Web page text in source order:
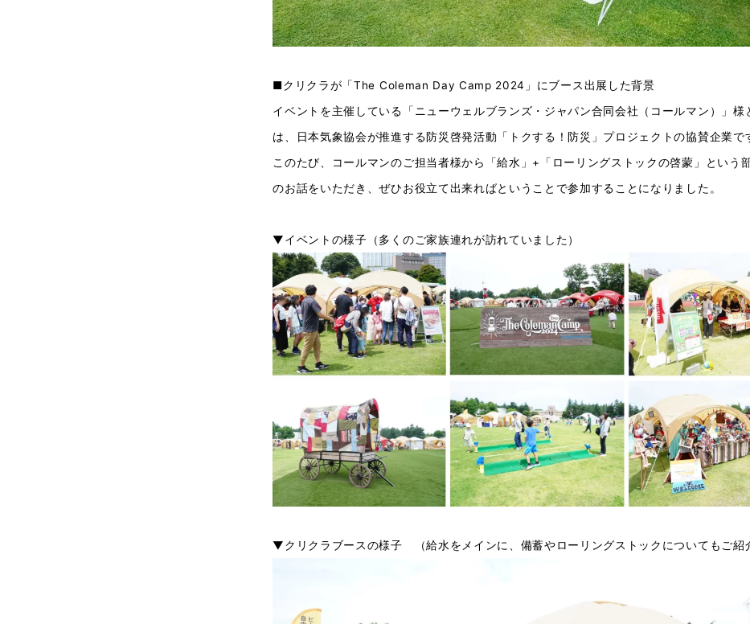
■クリクラが「The Coleman Day Camp 2024」にブース出展した背景
イベントを主催している「ニューウェルブランズ・ジャパン合同会社（コールマン）」様
は、日本気象協会が推進する防災啓発活動「トクする！防災」プロジェクトの協賛企業で
このたび、コールマンのご担当者様から「給水」+「ローリングストックの啓蒙」という
のお話をいただき、ぜひお役立て出来ればということで参加することになりました。
▼イベントの様子（多くのご家族連れが訪れていました）
▼クリクラブースの様子 （給水をメインに、備蓄やローリングストックについてもご紹